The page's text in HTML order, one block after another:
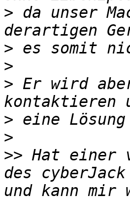
> da unser
>
>
> Er wird
>
>
>> Hat einer
des cyberJack